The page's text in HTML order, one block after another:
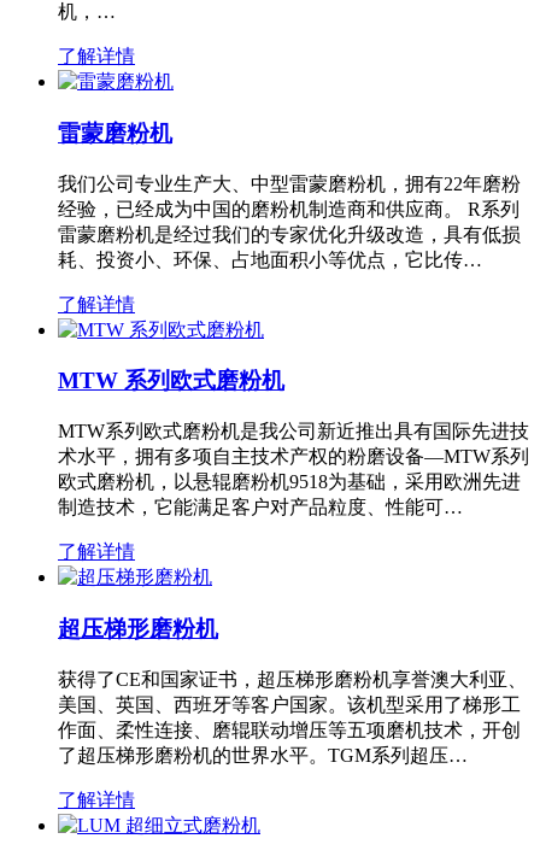
机，…
了解详情
雷蒙磨粉机
我们公司专业生产大、中型雷蒙磨粉机，拥有22年磨粉
经验，已经成为中国的磨粉机制造商和供应商。 R系列
雷蒙磨粉机是经过我们的专家优化升级改造，具有低损
耗、投资小、环保、占地面积小等优点，它比传…
了解详情
MTW 系列欧式磨粉机
MTW系列欧式磨粉机是我公司新近推出具有国际先进技
术水平，拥有多项自主技术产权的粉磨设备—MTW系列
欧式磨粉机，以悬辊磨粉机9518为基础，采用欧洲先进
制造技术，它能满足客户对产品粒度、性能可…
了解详情
超压梯形磨粉机
获得了CE和国家证书，超压梯形磨粉机享誉澳大利亚、
美国、英国、西班牙等客户国家。该机型采用了梯形工
作面、柔性连接、磨辊联动增压等五项磨机技术，开创
了超压梯形磨粉机的世界水平。TGM系列超压…
了解详情